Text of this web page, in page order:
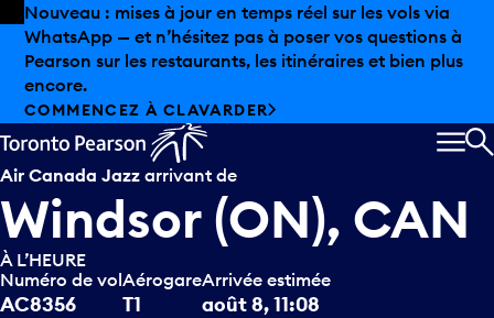
Skip to offers
Passer au contenu principal
Nouveau : mises à jour en temps réel sur les vols via
WhatsApp — et n’hésitez pas à poser vos questions à
Pearson sur les restaurants, les itinéraires et bien plus
encore.
COMMENCEZ À CLAVARDER
Air Canada Jazz arrivant de
Windsor (ON), CAN
À L’HEURE
Numéro de vol
AC8356
Aérogare
T1
Arrivée estimée
août 8, 11:08